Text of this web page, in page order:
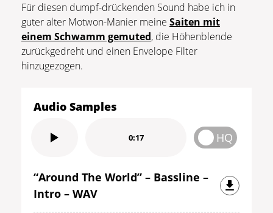
Für diesen dumpf-drückenden Sound habe ich in
guter alter Motwon-Manier meine Saiten mit
einem Schwamm gemuted, die Höhenblende
zurückgedreht und einen Envelope Filter
hinzugezogen.
Audio Samples
0:17 HQ
“Around The World” – Bassline –
Intro – WAV